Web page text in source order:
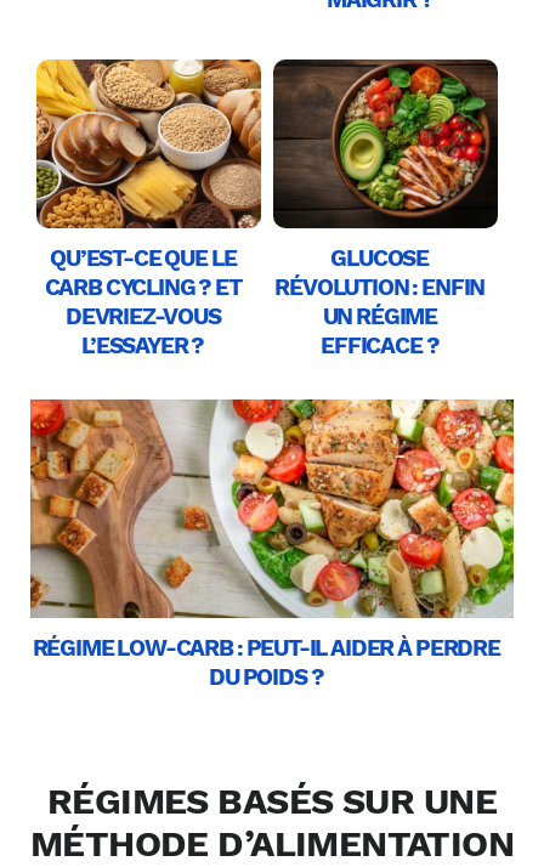
QU’EST-CE QUE LE
CARB CYCLING ? ET
DEVRIEZ-VOUS
L’ESSAYER ?
GLUCOSE
RÉVOLUTION : ENFIN
UN RÉGIME
EFFICACE ?
RÉGIME LOW-CARB : PEUT-IL AIDER À PERDRE
DU POIDS ?
RÉGIMES BASÉS SUR UNE
MÉTHODE D’ALIMENTATION